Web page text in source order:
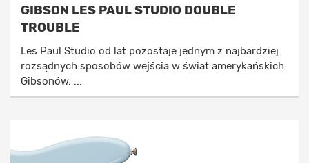
GIBSON LES PAUL STUDIO DOUBLE
TROUBLE
Les Paul Studio od lat pozostaje jednym z najbardziej
rozsądnych sposobów wejścia w świat amerykańskich
Gibsonów. ...